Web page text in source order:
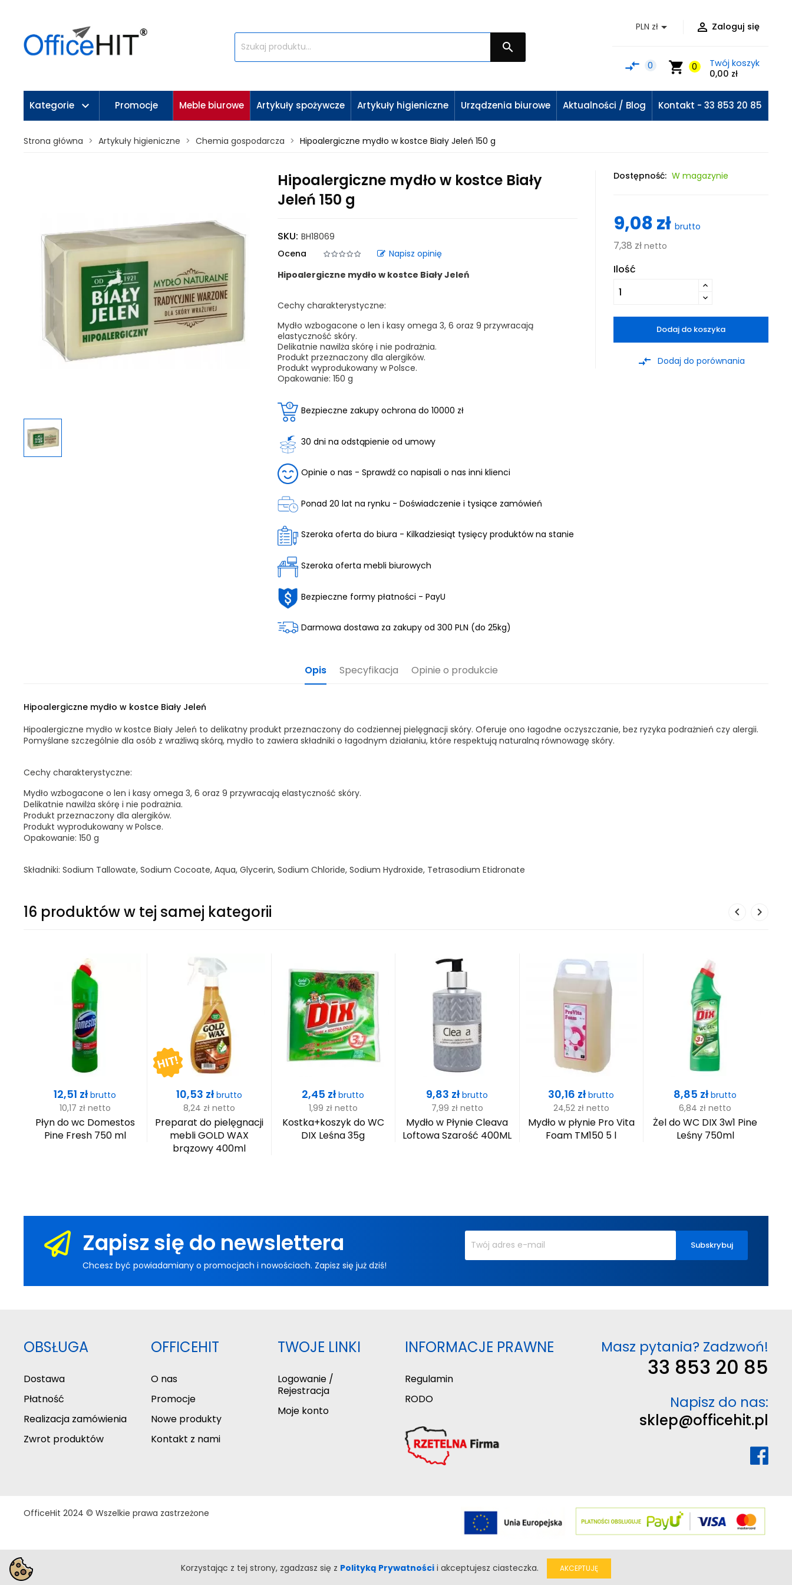

 Zaloguj się
PLN zł
shopping_cart 0
Twój koszyk
0,00 zł
compare_arrows 0
Kategorie keyboard_arrow_down Promocje Meble biurowe Artykuły spożywcze Artykuły higieniczne Urządzenia biurowe Aktualności / Blog Kontakt - 33 853 20 85
Strona główna Artykuły higieniczne Chemia gospodarcza Hipoalergiczne mydło w kostce Biały Jeleń 150 g
Hipoalergiczne mydło w kostce Biały
Jeleń 150 g
SKU: BH18069
Ocena
Napisz opinię
Hipoalergiczne mydło w kostce Biały Jeleń
Cechy charakterystyczne:
Mydło wzbogacone o len i kasy omega 3, 6 oraz 9 przywracają
elastyczność skóry.
Delikatnie nawilża skórę i nie podrażnia.
Produkt przeznaczony dla alergików.
Produkt wyprodukowany w Polsce.
Opakowanie: 150 g
Bezpieczne zakupy ochrona do 10000 zł
30 dni na odstąpienie od umowy
Opinie o nas - Sprawdź co napisali o nas inni klienci
Ponad 20 lat na rynku - Doświadczenie i tysiące zamówień
Szeroka oferta do biura - Kilkadziesiąt tysięcy produktów na stanie
Szeroka oferta mebli biurowych
Bezpieczne formy płatności - PayU
Darmowa dostawa za zakupy od 300 PLN (do 25kg)
Dostępność: W magazynie
9,08 zł brutto
7,38 zł netto
Ilość
Dodaj do koszyka
compare_arrows Dodaj do porównania
Opis Specyfikacja Opinie o produkcie
Hipoalergiczne mydło w kostce Biały Jeleń
Hipoalergiczne mydło w kostce Biały Jeleń to delikatny produkt przeznaczony do codziennej pielęgnacji skóry. Oferuje ono łagodne oczyszczanie, bez ryzyka podrażnień czy alergii.
Pomyślane szczególnie dla osób z wrażliwą skórą, mydło to zawiera składniki o łagodnym działaniu, które respektują naturalną równowagę skóry.
Cechy charakterystyczne:
Mydło wzbogacone o len i kasy omega 3, 6 oraz 9 przywracają elastyczność skóry.
Delikatnie nawilża skórę i nie podrażnia.
Produkt przeznaczony dla alergików.
Produkt wyprodukowany w Polsce.
Opakowanie: 150 g
Składniki: Sodium Tallowate, Sodium Cocoate, Aqua, Glycerin, Sodium Chloride, Sodium Hydroxide, Tetrasodium Etidronate
16 produktów w tej samej kategorii
Cena
12,51 złbrutto
10,17 zł netto
Płyn do wc Domestos
Pine Fresh 750 ml
Cena
10,53 zł brutto
8,24 zł netto
Preparat do pielęgnacji
mebli GOLD WAX
brązowy 400ml
Cena
2,45 złbrutto
1,99 zł netto
Kostka+koszyk do WC
DIX Leśna 35g
Cena
9,83 złbrutto
7,99 zł netto
Mydło w Płynie Cleava
Loftowa Szarość 400ML
Cena
30,16 złbrutto
24,52 zł netto
Mydło w płynie Pro Vita
Foam TM150 5 l
Cena
8,85 złbrutto
6,84 zł netto
Żel do WC DIX 3w1 Pine
Leśny 750ml
Zapisz się do newslettera
Chcesz być powiadamiany o promocjach i nowościach. Zapisz się już dziś!
OBSŁUGA
Dostawa
Płatność
Realizacja zamówienia
Zwrot produktów
OFFICEHIT
O nas
Promocje
Nowe produkty
Kontakt z nami
TWOJE LINKI
Logowanie /
Rejestracja
Moje konto
INFORMACJE PRAWNE
Regulamin
RODO
Masz pytania? Zadzwoń!
33 853 20 85
Napisz do nas:
sklep@officehit.pl
OfficeHit 2024 © Wszelkie prawa zastrzeżone
Korzystając z tej strony, zgadzasz się z Polityką Prywatności i akceptujesz ciasteczka. AKCEPTUJĘ